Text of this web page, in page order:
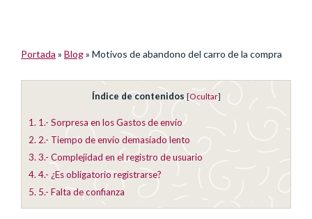
Portada » Blog» Motivos de abandono del carro de la compra
Índice de contenidos [Ocultar]
1. 1.- Sorpresa en los Gastos de envío
2. 2.- Tiempo de envío demasiado lento
3. 3.- Complejidad en el registro de usuario
4. 4.- ¿Es obligatorio registrarse?
5. 5.- Falta de confianza